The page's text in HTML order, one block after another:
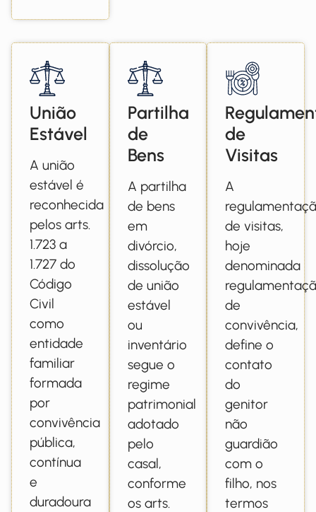
União
Estável
A união
estável é
reconhecida
pelos arts.
1.723 a
1.727 do
Código
Civil
como
entidade
familiar
formada
por
convivência
pública,
contínua
e
duradoura
Partilha
de
Bens
A partilha
de bens
em
divórcio,
dissolução
de união
estável
ou
inventário
segue o
regime
patrimonial
adotado
pelo
casal,
conforme
os arts.
de
Visitas
A
de visitas,
hoje
denominada
de
convivência,
define o
contato
do
genitor
não
guardião
com o
filho, nos
termos